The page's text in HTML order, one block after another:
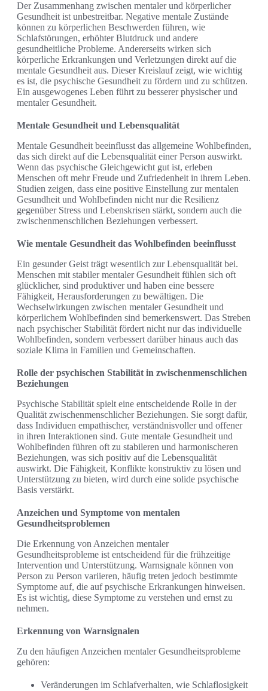
Der Zusammenhang zwischen mentaler und körperlicher
Gesundheit ist unbestreitbar. Negative mentale Zustände
können zu körperlichen Beschwerden führen, wie
Schlafstörungen, erhöhter Blutdruck und andere
gesundheitliche Probleme. Andererseits wirken sich
körperliche Erkrankungen und Verletzungen direkt auf die
mentale Gesundheit aus. Dieser Kreislauf zeigt, wie wichtig
es ist, die psychische Gesundheit zu fördern und zu schützen.
Ein ausgewogenes Leben führt zu besserer physischer und
mentaler Gesundheit.
Mentale Gesundheit und Lebensqualität
Mentale Gesundheit beeinflusst das allgemeine Wohlbefinden,
das sich direkt auf die Lebensqualität einer Person auswirkt.
Wenn das psychische Gleichgewicht gut ist, erleben
Menschen oft mehr Freude und Zufriedenheit in ihrem Leben.
Studien zeigen, dass eine positive Einstellung zur mentalen
Gesundheit und Wohlbefinden nicht nur die Resilienz
gegenüber Stress und Lebenskrisen stärkt, sondern auch die
zwischenmenschlichen Beziehungen verbessert.
Wie mentale Gesundheit das Wohlbefinden beeinflusst
Ein gesunder Geist trägt wesentlich zur Lebensqualität bei.
Menschen mit stabiler mentaler Gesundheit fühlen sich oft
glücklicher, sind produktiver und haben eine bessere
Fähigkeit, Herausforderungen zu bewältigen. Die
Wechselwirkungen zwischen mentaler Gesundheit und
körperlichem Wohlbefinden sind bemerkenswert. Das Streben
nach psychischer Stabilität fördert nicht nur das individuelle
Wohlbefinden, sondern verbessert darüber hinaus auch das
soziale Klima in Familien und Gemeinschaften.
Rolle der psychischen Stabilität in zwischenmenschlichen
Beziehungen
Psychische Stabilität spielt eine entscheidende Rolle in der
Qualität zwischenmenschlicher Beziehungen. Sie sorgt dafür,
dass Individuen empathischer, verständnisvoller und offener
in ihren Interaktionen sind. Gute mentale Gesundheit und
Wohlbefinden führen oft zu stabileren und harmonischeren
Beziehungen, was sich positiv auf die Lebensqualität
auswirkt. Die Fähigkeit, Konflikte konstruktiv zu lösen und
Unterstützung zu bieten, wird durch eine solide psychische
Basis verstärkt.
Anzeichen und Symptome von mentalen
Gesundheitsproblemen
Die Erkennung von Anzeichen mentaler
Gesundheitsprobleme ist entscheidend für die frühzeitige
Intervention und Unterstützung. Warnsignale können von
Person zu Person variieren, häufig treten jedoch bestimmte
Symptome auf, die auf psychische Erkrankungen hinweisen.
Es ist wichtig, diese Symptome zu verstehen und ernst zu
nehmen.
Erkennung von Warnsignalen
Zu den häufigen Anzeichen mentaler Gesundheitsprobleme
gehören:
Veränderungen im Schlafverhalten, wie Schlaflosigkeit